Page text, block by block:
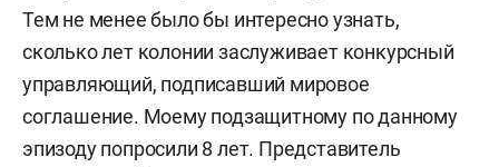
Тем не менее было бы интересно узнать,
сколько лет колонии заслуживает конкурсный
управляющий, подписавший мировое
соглашение. Моему подзащитному по данному
эпизоду попросили 8 лет. Представитель